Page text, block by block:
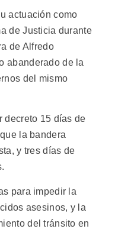
actuación como
de Justicia durante
de Alfredo
abanderado de la
del mismo
decreto 15 días de
la bandera
y tres días de
para impedir la
asesinos, y la
del tránsito en